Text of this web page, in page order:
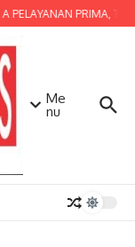
PRIMA,
Me
nu